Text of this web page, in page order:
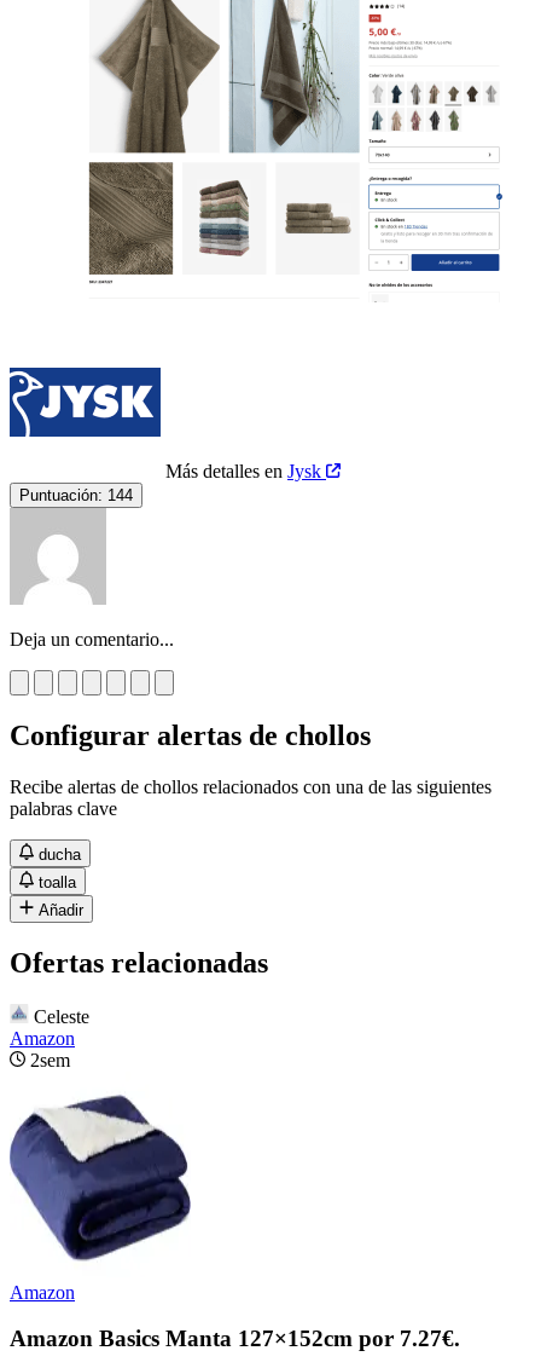
Más detalles en Jysk
Puntuación: 144
Deja un comentario...
Configurar alertas de chollos
Recibe alertas de chollos relacionados con una de las siguientes
palabras clave
ducha
toalla
Añadir
Ofertas relacionadas
Celeste
Amazon
2sem
Amazon
Amazon Basics Manta 127×152cm por 7.27€.